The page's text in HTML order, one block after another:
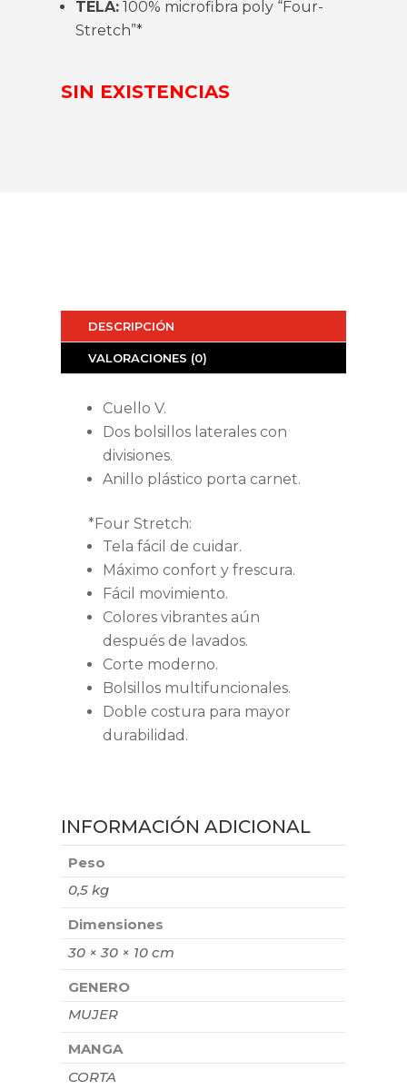
TELA: 100% microfibra poly “Four-
Stretch”*
SIN EXISTENCIAS
DESCRIPCIÓN
VALORACIONES (0)
Cuello V.
Dos bolsillos laterales con
divisiones.
Anillo plástico porta carnet.
*Four Stretch:
Tela fácil de cuidar.
Máximo confort y frescura.
Fácil movimiento.
Colores vibrantes aún
después de lavados.
Corte moderno.
Bolsillos multifuncionales.
Doble costura para mayor
durabilidad.
INFORMACIÓN ADICIONAL
Peso
0,5 kg
Dimensiones
30 × 30 × 10 cm
GENERO
MUJER
MANGA
CORTA